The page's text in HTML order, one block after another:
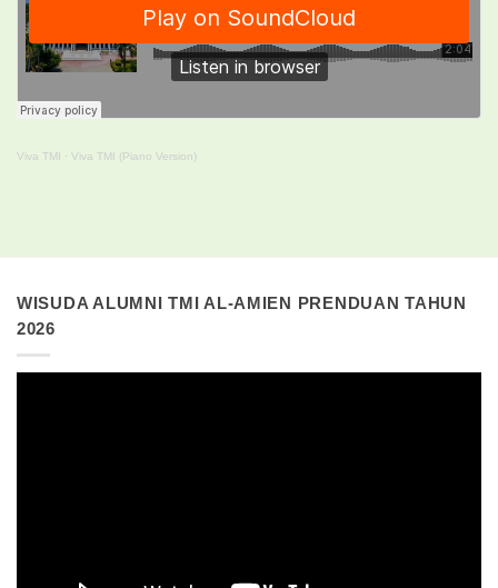
Viva TMI · Viva TMI (Piano Version)
WISUDA ALUMNI TMI AL-AMIEN PRENDUAN TAHUN
2026